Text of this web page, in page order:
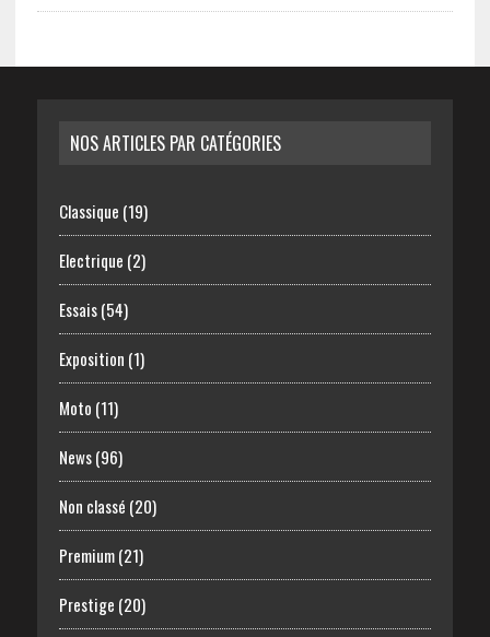
NOS ARTICLES PAR CATÉGORIES
Classique (19)
Electrique (2)
Essais(54)
Exposition (1)
Moto (11)
News(96)
Non classé (20)
Premium(21)
Prestige (20)